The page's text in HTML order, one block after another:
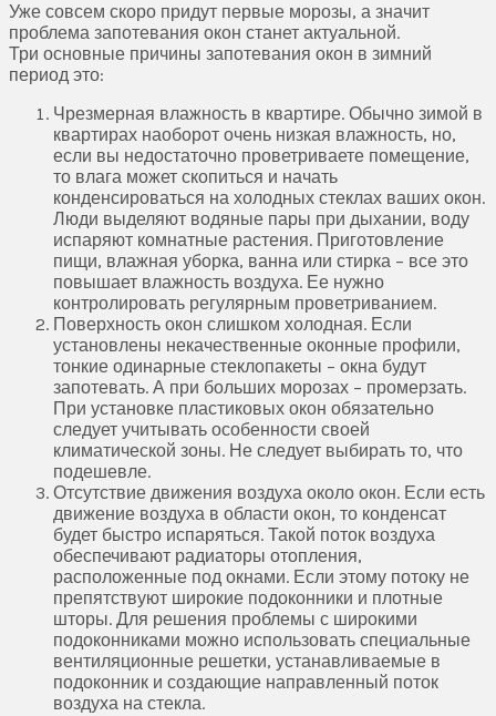
Уже совсем скоро придут первые морозы, а значит
проблема запотевания окон станет актуальной.
Три основные причины запотевания окон в зимний
период это:
Чрезмерная влажность в квартире. Обычно зимой в
квартирах наоборот очень низкая влажность, но,
если вы недостаточно проветриваете помещение,
то влага может скопиться и начать
конденсироваться на холодных стеклах ваших окон.
Люди выделяют водяные пары при дыхании, воду
испаряют комнатные растения. Приготовление
пищи, влажная уборка, ванна или стирка – все это
повышает влажность воздуха. Ее нужно
контролировать регулярным проветриванием.
Поверхность окон слишком холодная. Если
установлены некачественные оконные профили,
тонкие одинарные стеклопакеты – окна будут
запотевать. А при больших морозах – промерзать.
При установке пластиковых окон обязательно
следует учитывать особенности своей
климатической зоны. Не следует выбирать то, что
подешевле.
Отсутствие движения воздуха около окон. Если есть
движение воздуха в области окон, то конденсат
будет быстро испаряться. Такой поток воздуха
обеспечивают радиаторы отопления,
расположенные под окнами. Если этому потоку не
препятствуют широкие подоконники и плотные
шторы. Для решения проблемы с широкими
подоконниками можно использовать специальные
вентиляционные решетки, устанавливаемые в
подоконник и создающие направленный поток
воздуха на стекла.